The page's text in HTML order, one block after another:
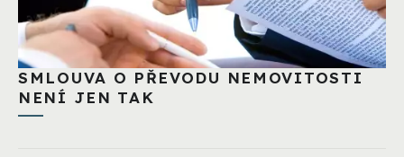
SMLOUVA O PŘEVODU NEMOVITOSTI
NENÍ JEN TAK